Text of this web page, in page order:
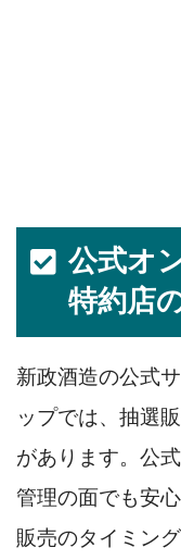
公式オ
特約店
新政酒造の公式
ップでは、抽選
があります。公
管理の面でも安
販売のタイミン